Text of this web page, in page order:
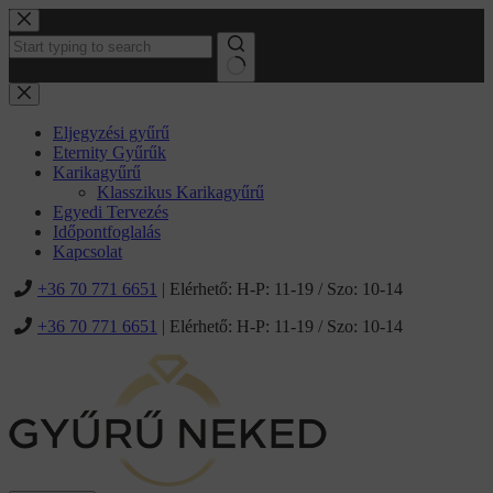
Ugrás
a
tartalomhoz
No
results
Eljegyzési gyűrű
Eternity Gyűrűk
Karikagyűrű
Klasszikus Karikagyűrű
Egyedi Tervezés
Időpontfoglalás
Kapcsolat
+36 70 771 6651 | Elérhető: H-P: 11-19 / Szo: 10-14
+36 70 771 6651 | Elérhető: H-P: 11-19 / Szo: 10-14